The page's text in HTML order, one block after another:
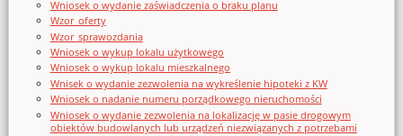
Wniosek o wydanie zaświadczenia o braku planu
Wzor_oferty
Wzor_sprawozdania
Wniosek o wykup lokalu użytkowego
Wniosek o wykup lokalu mieszkalnego
Wnisek o wydanie zezwolenia na wykreślenie hipoteki z KW
Wniosek o nadanie numeru porządkowego nieruchomości
Wniosek o wydanie zezwolenia na lokalizację w pasie drogowym
obiektów budowlanych lub urządzeń niezwiązanych z potrzebami